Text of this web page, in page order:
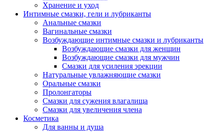
Хранение и уход
Интимные смазки, гели и лубриканты
Анальные смазки
Вагинальные смазки
Возбуждающие интимные смазки и лубриканты
Возбуждающие смазки для женщин
Возбуждающие смазки для мужчин
Смазки для усиления эрекции
Натуральные увлажняющие смазки
Оральные смазки
Пролонгаторы
Смазки для сужения влагалища
Смазки для увеличения члена
Косметика
Для ванны и душа